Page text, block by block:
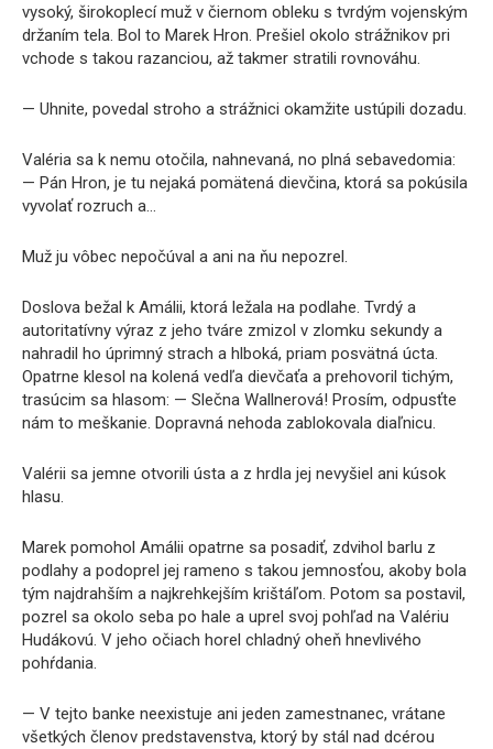
vysoký, širokoplecí muž v čiernom obleku s tvrdým vojenským
držaním tela. Bol to Marek Hron. Prešiel okolo strážnikov pri
vchode s takou razanciou, až takmer stratili rovnováhu.
— Uhnite, povedal stroho a strážnici okamžite ustúpili dozadu.
Valéria sa k nemu otočila, nahnevaná, no plná sebavedomia:
— Pán Hron, je tu nejaká pomätená dievčina, ktorá sa pokúsila
vyvolať rozruch a…
Muž ju vôbec nepočúval a ani na ňu nepozrel.
Doslova bežal k Amálii, ktorá ležala на podlahe. Tvrdý a
autoritatívny výraz z jeho tváre zmizol v zlomku sekundy a
nahradil ho úprimný strach a hlboká, priam posvätná úcta.
Opatrne klesol na kolená vedľa dievčaťa a prehovoril tichým,
trasúcim sa hlasom: — Slečna Wallnerová! Prosím, odpusťte
nám to meškanie. Dopravná nehoda zablokovala diaľnicu.
Valérii sa jemne otvorili ústa a z hrdla jej nevyšiel ani kúsok
hlasu.
Marek pomohol Amálii opatrne sa posadiť, zdvihol barlu z
podlahy a podoprel jej rameno s takou jemnosťou, akoby bola
tým najdrahším a najkrehkejším krištáľom. Potom sa postavil,
pozrel sa okolo seba po hale a uprel svoj pohľad na Valériu
Hudákovú. V jeho očiach horel chladný oheň hnevlivého
pohŕdania.
— V tejto banke neexistuje ani jeden zamestnanec, vrátane
všetkých členov predstavenstva, ktorý by stál nad dcérou